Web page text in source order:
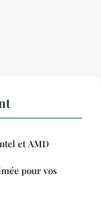
et AMD
pour vos